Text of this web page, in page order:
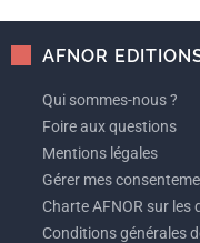
AFNOR
Qui sommes-nous ?
Foire aux questions
Mentions légales
Gérer mes
Charte AFNOR sur les
Conditions générales